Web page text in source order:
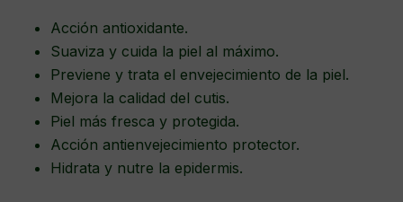
Acción antioxidante.
Suaviza y cuida la piel al máximo.
Previene y trata el envejecimiento de la piel.
Mejora la calidad del cutis.
Piel más fresca y protegida.
Acción antienvejecimiento protector.
Hidrata y nutre la epidermis.